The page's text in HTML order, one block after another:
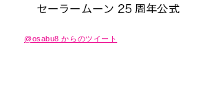
@osabu8 からのツイート